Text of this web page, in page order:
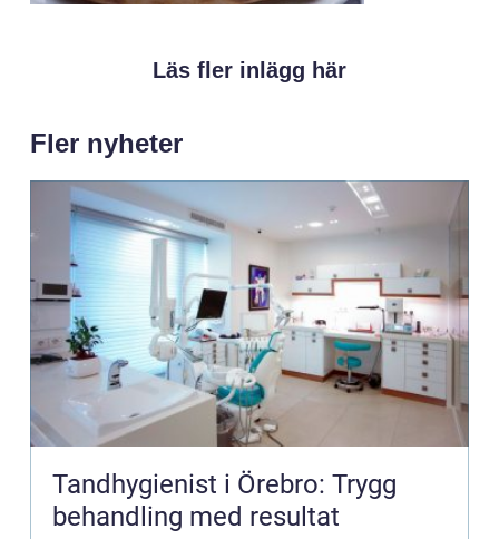
Läs fler inlägg här
Fler nyheter
Tandhygienist i Örebro: Trygg
behandling med resultat